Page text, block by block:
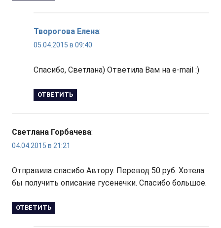
Творогова Елена:
05.04.2015 в 09:40
Спасибо, Светлана) Ответила Вам на e-mail :)
ОТВЕТИТЬ
Светлана Горбачева:
04.04.2015 в 21:21
Отправила спасибо Автору. Перевод 50 руб. Хотела
бы получить описание гусенечки. Спасибо большое.
ОТВЕТИТЬ